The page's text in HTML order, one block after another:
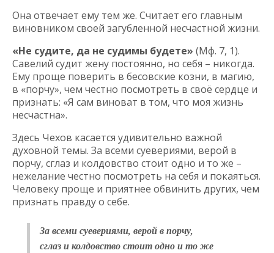
Она отвечает ему тем же. Считает его главным
виновником своей загубленной несчастной жизни.
«Не судите, да не судимы будете» (Мф. 7, 1).
Савелий судит жену постоянно, но себя – никогда.
Ему проще поверить в бесовские козни, в магию,
в «порчу», чем честно посмотреть в своё сердце и
признать: «Я сам виноват в том, что моя жизнь
несчастна».
Здесь Чехов касается удивительно важной
духовной темы. За всеми суевериями, верой в
порчу, сглаз и колдовство стоит одно и то же –
нежелание честно посмотреть на себя и покаяться.
Человеку проще и приятнее обвинить других, чем
признать правду о себе.
За всеми суевериями, верой в порчу,
сглаз и колдовство стоит одно и то же